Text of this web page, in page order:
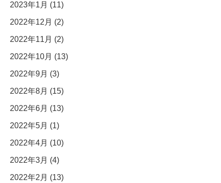
2023年1月 (11)
2022年12月 (2)
2022年11月 (2)
2022年10月 (13)
2022年9月 (3)
2022年8月 (15)
2022年6月 (13)
2022年5月 (1)
2022年4月 (10)
2022年3月 (4)
2022年2月 (13)